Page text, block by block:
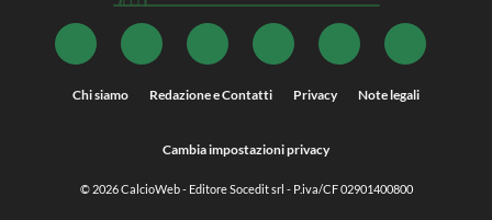
Chi siamo Redazione e Contatti Privacy Note legali
Cambia impostazioni privacy
© 2026CalcioWeb- Editore Socedit srl - P.iva/CF 02901400800